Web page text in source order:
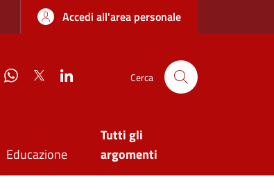
sottileAccedi all'area personale
TelegramWhatsApp
Twitter Cerca
Educazione
Tutti gli
argomenti